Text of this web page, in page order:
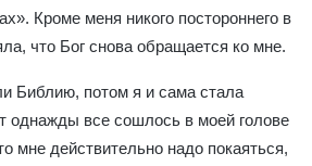
Кроме меня никого постороннего в
что Бог снова обращается ко мне.
Библию, потом я и сама стала
однажды все сошлось в моей голове
мне действительно надо покаяться,